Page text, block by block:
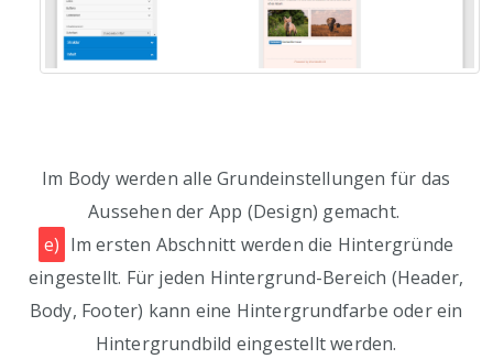
Im Body werden alle Grundeinstellungen für das
Aussehen der App (Design) gemacht.
e) Im ersten Abschnitt werden die Hintergründe
eingestellt. Für jeden Hintergrund-Bereich (Header,
Body, Footer) kann eine Hintergrundfarbe oder ein
Hintergrundbild eingestellt werden.